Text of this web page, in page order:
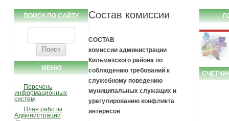
ПОИСК ПО САЙТУ
МЕНЮ
Перечень
информационных
систем
План работы
Администрации
Состав комиссии
СОСТАВ
комиссии администрации
Кильмезского района по
соблюдению требований к
служебному поведению
муниципальных служащих и
урегулированию конфликта
интересов